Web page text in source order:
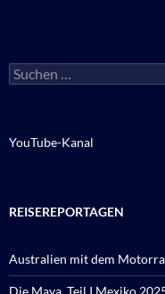
Suchen
nach:
YouTube-Kanal
REISEREPORTAGEN
Australien mit dem
Die Maya, Teil I Mexiko